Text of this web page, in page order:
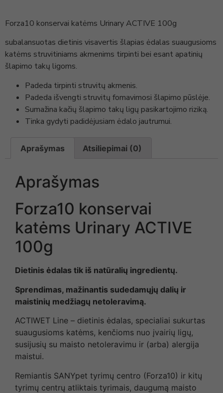
Forza10 konservai katėms Urinary ACTIVE 100g
subalansuotas dietinis visavertis šlapias ėdalas suaugusioms
katėms struvitiniams akmenims tirpinti bei esant apatinių
šlapimo takų ligoms.
Padeda tirpinti struvitų akmenis.
Padeda išvengti struvitų fomavimosi šlapimo pūslėje.
Sumažina kačių šlapimo takų ligų pasikartojimo riziką.
Tinka gydyti padidėjusiam ėdalo jautrumui.
Aprašymas Atsiliepimai (0)
Aprašymas
Forza10 konservai
katėms Urinary ACTIVE
100g
Dietinis ėdalas tik iš natūralių ingredientų.
Sprendimas, mažinantis sudedamųjų dalių ir
maistinių medžiagų netoleravimą.
ACTIWET Line – dietinis ėdalas, specialiai sukurtas
suaugusioms katėms, kenčioms nuo įvairių ligų,
susijusių su maisto netoleravimu ir (arba) alergija
maistui.
Remiantis SANYpet tyrimų centro (Forza10) ir kitų
tyrimų centrų atliktais tyrimais, daugumą maisto